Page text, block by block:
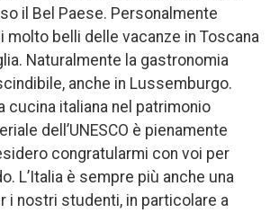
il Bel Paese. Personalmente
molto belli delle vacanze in Toscana
Naturalmente la gastronomia
anche in Lussemburgo.
cucina italiana nel patrimonio
dell’UNESCO è pienamente
congratularmi con voi per
L’Italia è sempre più anche una
i nostri studenti, in particolare a